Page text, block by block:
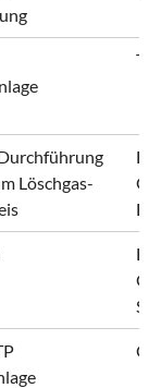
Löschgas-